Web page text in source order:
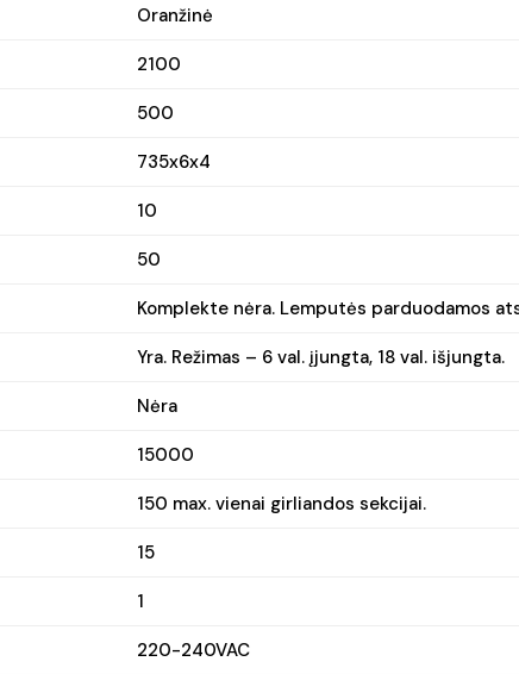
Oranžinė
2100
500
735x6x4
10
50
Komplekte nėra. Lemputės parduodamos
Yra. Režimas – 6 val. įjungta, 18 val. išjungta.
Nėra
15000
150 max. vienai girliandos sekcijai.
15
1
220-240VAC